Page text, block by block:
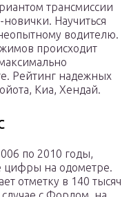
трансмиссии
Научиться
водителю.
происходит
Рейтинг надежных
Киа, Хендай.
по 2010 годы,
цифры на одометре.
отметку в 140 тысяч